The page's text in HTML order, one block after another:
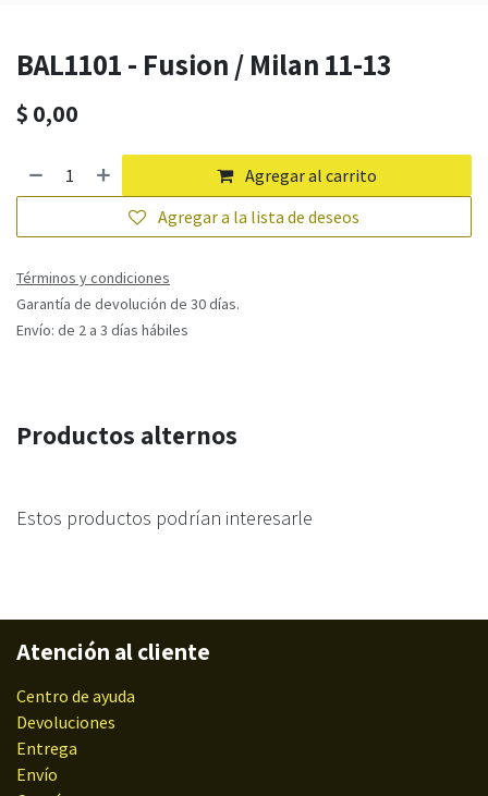
BAL1101 - Fusion / Milan 11-13
$ 0,00
Agregar al carrito
Agregar a la lista de deseos
Términos y condiciones
Garantía de devolución de 30 días.
Envío: de 2 a 3 días hábiles
Productos alternos
Estos productos podrían interesarle
Atención al cliente
Centro de ayuda
Devoluciones
Entrega
Envío